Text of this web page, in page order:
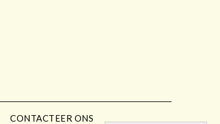
CONTACTEER ONS